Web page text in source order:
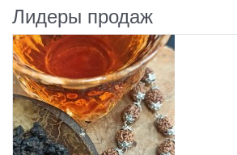
Лидеры продаж